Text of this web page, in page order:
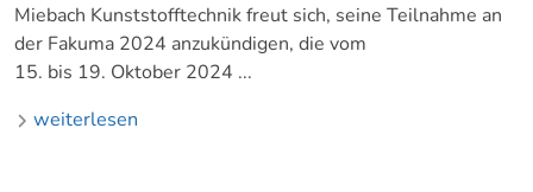
Miebach Kunststofftechnik freut sich, seine Teilnahme an
der Fakuma 2024 anzukündigen, die vom
15. bis 19. Oktober 2024 ...
weiterlesen